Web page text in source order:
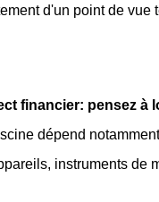
d'un point de
financier: pensez à
dépend
instruments de